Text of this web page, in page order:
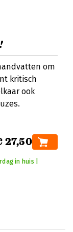
om
kritisch
ook
27,50
in huis |